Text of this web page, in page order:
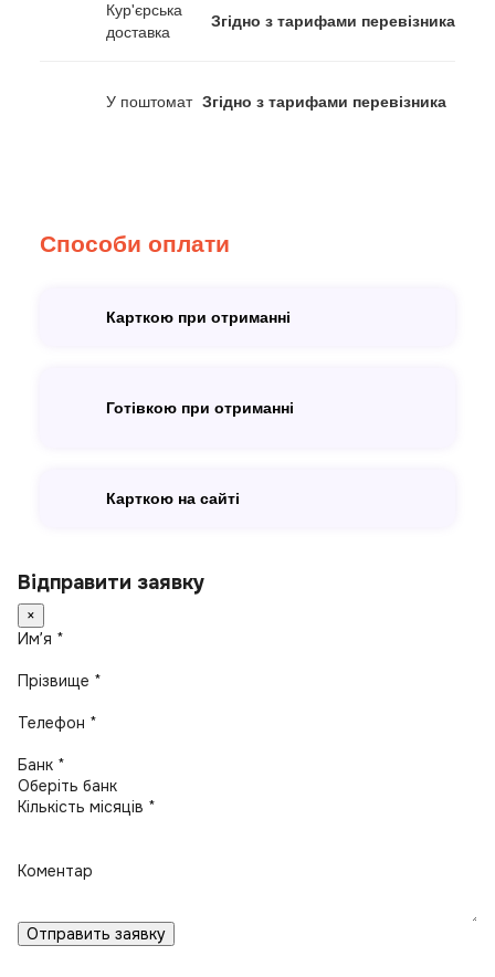
Кур'єрська
доставка
Згідно з тарифами перевізника
У поштомат Згідно з тарифами перевізника
Способи оплати
Карткою при отриманні
Готівкою при отриманні
Карткою на сайті
Відправити заявку
×
Имʼя *
Прізвище *
Телефон *
Банк *
Кількість місяців *
Коментар
Отправить заявку